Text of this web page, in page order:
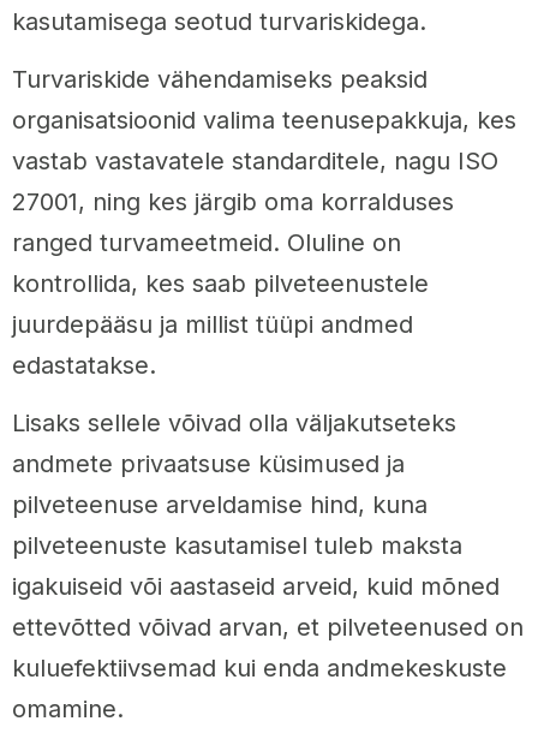
kasutamisega seotud turvariskidega.
Turvariskide vähendamiseks peaksid
organisatsioonid valima teenusepakkuja, kes
vastab vastavatele standarditele, nagu ISO
27001, ning kes järgib oma korralduses
ranged turvameetmeid. Oluline on
kontrollida, kes saab pilveteenustele
juurdepääsu ja millist tüüpi andmed
edastatakse.
Lisaks sellele võivad olla väljakutseteks
andmete privaatsuse küsimused ja
pilveteenuse arveldamise hind, kuna
pilveteenuste kasutamisel tuleb maksta
igakuiseid või aastaseid arveid, kuid mõned
ettevõtted võivad arvan, et pilveteenused on
kuluefektiivsemad kui enda andmekeskuste
omamine.